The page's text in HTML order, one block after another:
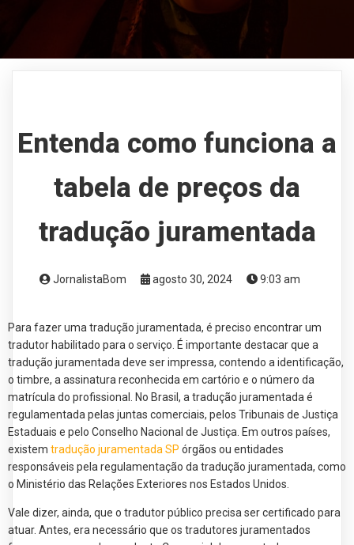
Entenda como funciona a
tabela de preços da
tradução juramentada
JornalistaBom agosto 30, 2024 9:03 am
Para fazer uma tradução juramentada, é preciso encontrar um
tradutor habilitado para o serviço. É importante destacar que a
tradução juramentada deve ser impressa, contendo a identificação,
o timbre, a assinatura reconhecida em cartório e o número da
matrícula do profissional. No Brasil, a tradução juramentada é
regulamentada pelas juntas comerciais, pelos Tribunais de Justiça
Estaduais e pelo Conselho Nacional de Justiça. Em outros países,
existem tradução juramentada SP órgãos ou entidades
responsáveis pela regulamentação da tradução juramentada, como
o Ministério das Relações Exteriores nos Estados Unidos.
Vale dizer, ainda, que o tradutor público precisa ser certificado para
atuar. Antes, era necessário que os tradutores juramentados